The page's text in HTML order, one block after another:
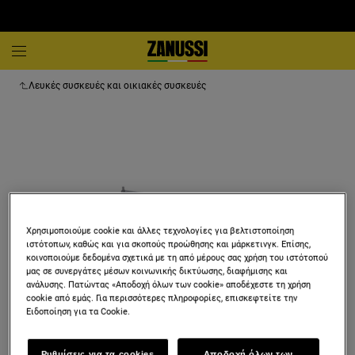
Λευκές συσκευές και οικιακές συσκευές
TR3LFSTV
Χρησιμοποιούμε cookie και άλλες τεχνολογίες για βελτιστοποίηση
ιστότοπων, καθώς και για σκοπούς προώθησης και μάρκετινγκ. Επίσης,
κοινοποιούμε δεδομένα σχετικά με τη από μέρους σας χρήση του ιστότοπού
μας σε συνεργάτες μέσων κοινωνικής δικτύωσης, διαφήμισης και
ανάλυσης. Πατώντας «Αποδοχή όλων των cookie» αποδέχεστε τη χρήση
cookie από εμάς. Για περισσότερες πληροφορίες, επισκεφτείτε την
Ειδοποίηση για τα Cookie.